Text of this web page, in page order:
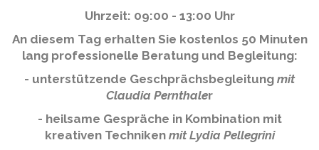
Uhrzeit: 09:00 - 13:00 Uhr
An diesem Tag erhalten Sie kostenlos 50 Minuten
lang professionelle Beratung und Begleitung:
- unterstützende Geschprächsbegleitung mit
Claudia Pernthaler
- heilsame Gespräche in Kombination mit
kreativen Techniken mit Lydia Pellegrini